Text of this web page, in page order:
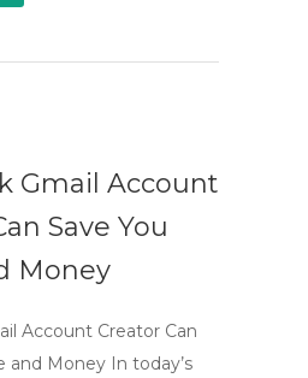
Gmail Account
Save You
Money
Account Creator Can
and Money In today’s